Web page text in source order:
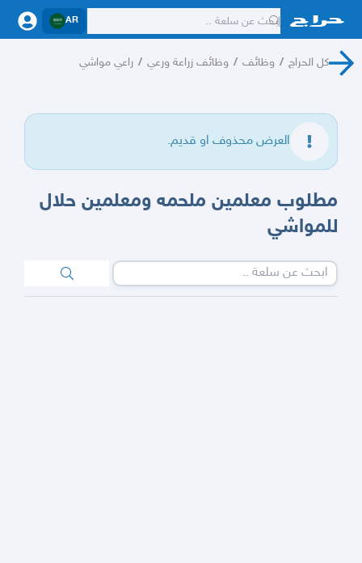
AR
كل الحراج / وظائف / وظائف زراعة ورعي / راعي مواشي
العرض محذوف او قديم.
مطلوب معلمين ملحمه ومعلمين حلال
للمواشي